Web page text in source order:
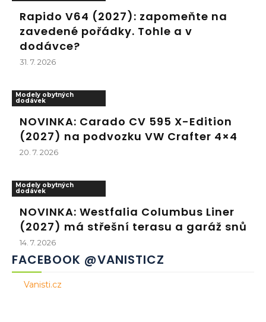
Rapido V64 (2027): zapomeňte na
zavedené pořádky. Tohle a v
dodávce?
31. 7. 2026
Modely obytných
dodávek
NOVINKA: Carado CV 595 X-Edition
(2027) na podvozku VW Crafter 4×4
20. 7. 2026
Modely obytných
dodávek
NOVINKA: Westfalia Columbus Liner
(2027) má střešní terasu a garáž snů
14. 7. 2026
FACEBOOK @VANISTICZ
Vanisti.cz